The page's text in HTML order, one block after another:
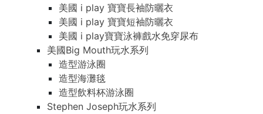
美國 i play 寶寶長袖防曬衣
美國 i play 寶寶短袖防曬衣
美國 i play寶寶泳褲戲水免穿尿布
美國Big Mouth玩水系列
造型游泳圈
造型海灘毯
造型飲料杯游泳圈
Stephen Joseph玩水系列